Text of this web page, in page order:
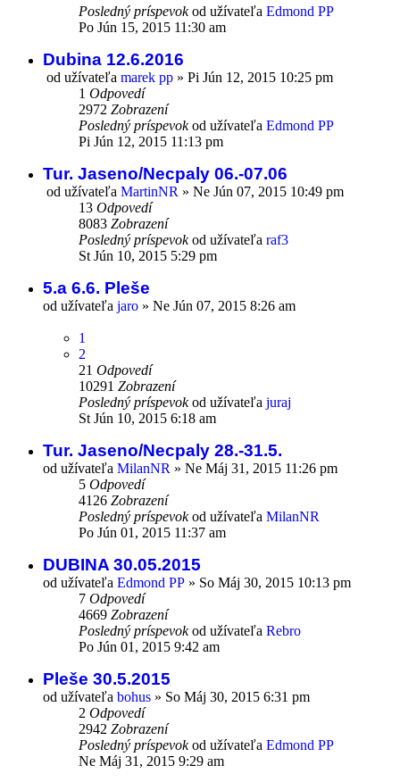
Posledný príspevokod užívateľa Edmond PP
Po Jún 15, 2015 11:30 am
Dubina 12.6.2016
od užívateľa marek pp » Pi Jún 12, 2015 10:25 pm
1 Odpovedí
2972 Zobrazení
Posledný príspevokod užívateľa Edmond PP
Pi Jún 12, 2015 11:13 pm
Tur. Jaseno/Necpaly 06.-07.06
od užívateľa MartinNR » Ne Jún 07, 2015 10:49 pm
13 Odpovedí
8083 Zobrazení
Posledný príspevokod užívateľa raf3
St Jún 10, 2015 5:29 pm
5.a 6.6. Pleše
od užívateľa jaro » Ne Jún 07, 2015 8:26 am
1
2
21 Odpovedí
10291 Zobrazení
Posledný príspevokod užívateľa juraj
St Jún 10, 2015 6:18 am
Tur. Jaseno/Necpaly 28.-31.5.
od užívateľa MilanNR » Ne Máj 31, 2015 11:26 pm
5 Odpovedí
4126 Zobrazení
Posledný príspevokod užívateľa MilanNR
Po Jún 01, 2015 11:37 am
DUBINA 30.05.2015
od užívateľa Edmond PP » So Máj 30, 2015 10:13 pm
7 Odpovedí
4669 Zobrazení
Posledný príspevokod užívateľa Rebro
Po Jún 01, 2015 9:42 am
Pleše 30.5.2015
od užívateľa bohus » So Máj 30, 2015 6:31 pm
2 Odpovedí
2942 Zobrazení
Posledný príspevokod užívateľa Edmond PP
Ne Máj 31, 2015 9:29 am